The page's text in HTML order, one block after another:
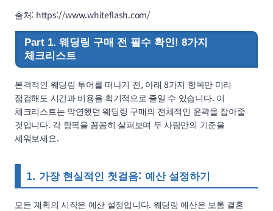
출처: https://www.whiteflash.com/
Part 1. 웨딩링 구매 전 필수 확인! 8가지
체크리스트
본격적인 웨딩링 투어를 떠나기 전, 아래 8가지 항목만 미리
점검해도 시간과 비용을 획기적으로 줄일 수 있습니다. 이
체크리스트는 막연했던 웨딩링 구매의 전체적인 윤곽을 잡아줄
것입니다. 각 항목을 꼼꼼히 살펴보며 두 사람만의 기준을
세워보세요.
1. 가장 현실적인 첫걸음: 예산 설정하기
모든 계획의 시작은 예산 설정입니다. 웨딩링 예산은 보통 결혼